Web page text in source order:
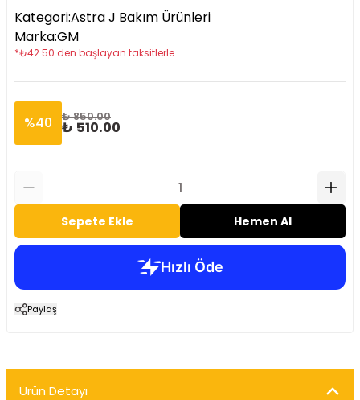
Kategori:Astra J Bakım Ürünleri
Marka:GM
*₺42.50 den başlayan taksitlerle
%40 ₺ 850.00
₺ 510.00
Sepete Ekle Hemen Al
Paylaş
Ürün Detayı